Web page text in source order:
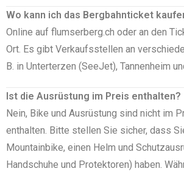
Wo kann ich das Bergbahnticket
Online auf flumserberg.ch oder an den
Ort. Es gibt Verkaufsstellen an
B. in Unterterzen (SeeJet), Tannenheim
Ist die Ausrüstung im Preis enthalten?
Nein, Bike und Ausrüstung sind nicht im
enthalten. Bitte stellen Sie sicher, dass
Mountainbike, einen Helm und
Handschuhe und Protektoren) haben.